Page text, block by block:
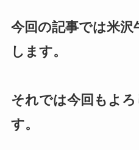
今回の記事では米
します。
それでは今回もよ
す。